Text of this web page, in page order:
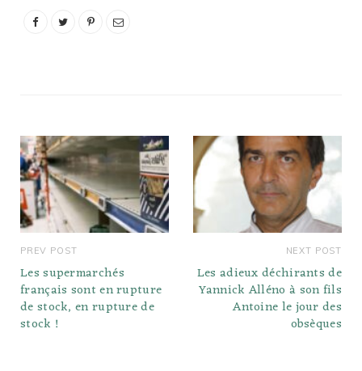
PREV POST
Les supermarchés
français sont en rupture
de stock, en rupture de
stock !
NEXT POST
Les adieux déchirants de
Yannick Alléno à son fils
Antoine le jour des
obsèques